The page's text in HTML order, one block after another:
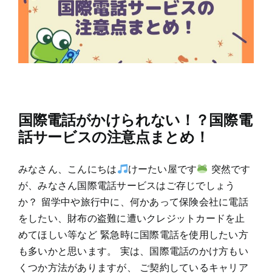
国際電話がかけられない！？国際電
話サービスの注意点まとめ！
みなさん、こんにちは けーたい屋です
突然です
が、みなさん国際電話サービスはご存じでしょう
か？ 留学中や旅行中に、何かあって保険会社に電話
をしたい、財布の盗難に遭いクレジットカードを止
めてほしい等など 緊急時に国際電話を使用したい方
も多いかと思います。 実は、国際電話のかけ方もい
くつか方法がありますが、 ご契約しているキャリア